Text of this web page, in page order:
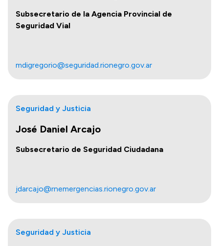
Subsecretario de la Agencia Provincial de
Seguridad Vial
mdigregorio@seguridad.rionegro.gov.ar
Seguridad y Justicia
José Daniel Arcajo
Subsecretario de Seguridad Ciudadana
jdarcajo@rnemergencias.rionegro.gov.ar
Seguridad y Justicia